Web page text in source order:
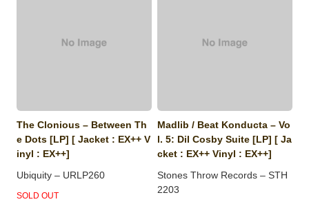
The Clonious ‎– Between Th
e Dots [LP] [ Jacket : EX++ V
inyl : EX++]
Ubiquity ‎– URLP260
SOLD OUT
Madlib / Beat Konducta ‎– Vo
l. 5: Dil Cosby Suite [LP] [ Ja
cket : EX++ Vinyl : EX++]
Stones Throw Records ‎– STH
2203